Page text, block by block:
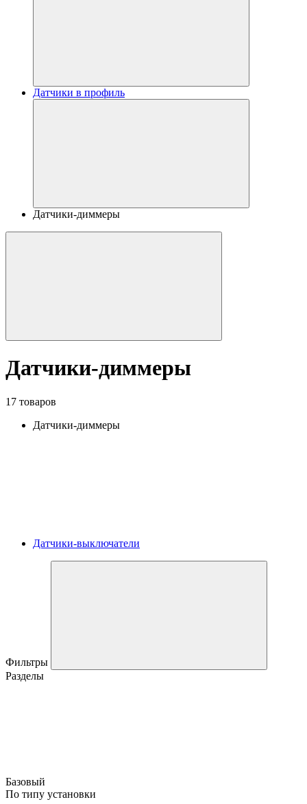
Датчики в профиль
Датчики-диммеры
Датчики-диммеры
17 товаров
Датчики-диммеры
Датчики-выключатели
Фильтры
Разделы
Базовый
По типу установки